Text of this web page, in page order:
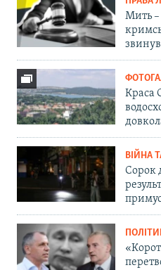
Мить –
Краса
ВІЙНА
Сорок